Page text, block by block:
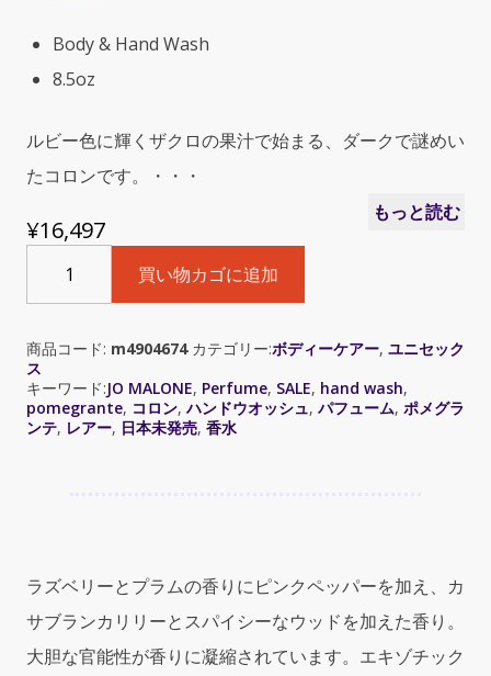
Body & Hand Wash
8.5oz
ルビー色に輝くザクロの果汁で始まる、ダークで謎めい
たコロンです。・・・
もっと読む
¥16,497
Malone
Pomegranate
(ポ
モ
グ
ラ
ル)
&
Hand
買い物カゴに追加
商品コード: m4904674カテゴリー:ボディーケアー, ユニセック
ス
キーワード:JO MALONE, Perfume, SALE, hand wash,
pomegrante, コロン,ハンドウオッシュ, パフューム, ポメグラ
ンテ, レアー, 日本未発売, 香水
ラズベリーとプラムの香りにピンクペッパーを加え、カ
サブランカリリーとスパイシーなウッドを加えた香り。
大胆な官能性が香りに凝縮されています。エキゾチック